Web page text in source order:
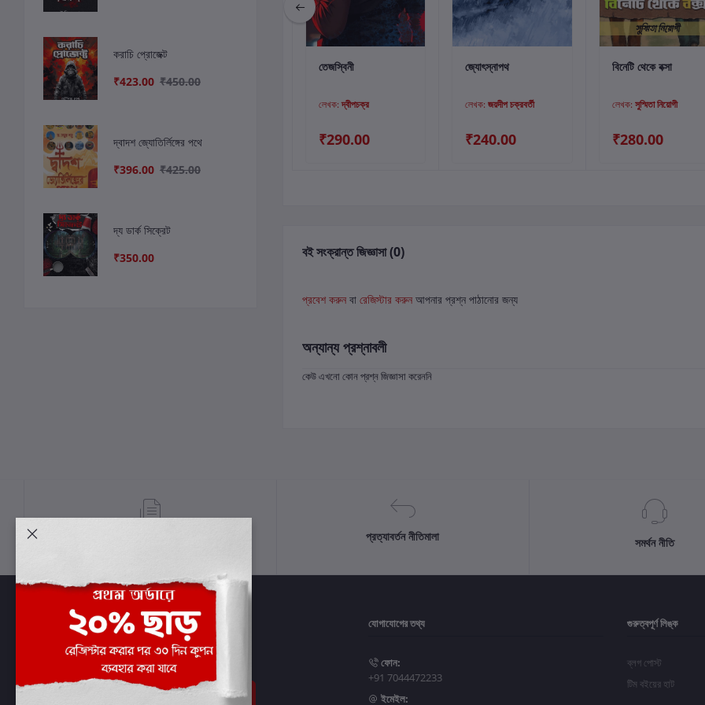
করাচি প্রোজেক্ট
₹423.00 ₹450.00
দ্বাদশ জ্যোতির্লিঙ্গের পথে
₹396.00 ₹425.00
দ্য ডার্ক সিক্রেট
₹350.00
কার্টে যোগ করুন
সন্ধ্যাকাশে ঝড়ের পাখি
লেখক:অমিতাভ রায়
₹300.00 ₹170.00
কার্টে যোগ করুন
তেজস্বিনী
লেখক:দ্বীপচক্র
₹290.00
কার্টে যোগ করুন
জ্যোৎস্নাপথ
লেখক: জয়দীপ চক্রবর্তী
₹240.00
কার্টে যোগ করুন
বিনেটি থেকে বক্সা
লেখক: সুস্মিতা নিয়োগী
₹280.00
বই সংক্রান্ত জিজ্ঞাসা (0)
প্রবেশ করুন বা রেজিস্টার করুন আপনার প্রশ্ন পাঠানোর জন্য
অন্যান্য প্রশ্নাবলী
কেউ এখনো কোন প্রশ্ন জিজ্ঞাসা করেননি
প্রত্যাবর্তন নীতিমালা সমর্থন নীতি
সাবস্ক্রাইব
যোগাযোগের তথ্য
ফোন:
+91 7044472233
ইমেইল:
গুরুত্বপূর্ণ লিঙ্ক
ব্লগ পোস্ট
টিম বইয়ের হাট